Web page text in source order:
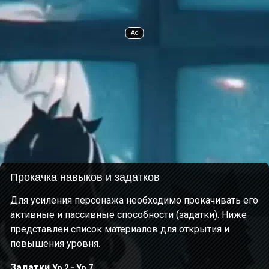
Прокачка навыков и задатков
Для усиления персонажа необходимо прокачивать его
активные и пассивные способности (задатки). Ниже
представлен список материалов для открытия и
повышения уровня.